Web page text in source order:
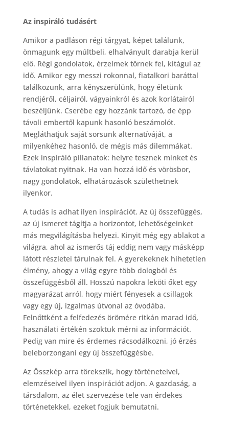
Az inspiráló tudásért
Amikor a padláson régi tárgyat, képet találunk,
önmagunk egy múltbeli, elhalványult darabja kerül
elő. Régi gondolatok, érzelmek törnek fel, kitágul az
idő. Amikor egy messzi rokonnal, fiatalkori baráttal
találkozunk, arra kényszerülünk, hogy életünk
rendjéről, céljairól, vágyainkról és azok korlátairól
beszéljünk. Cserébe egy hozzánk tartozó, de épp
távoli embertől kapunk hasonló beszámolót.
Megláthatjuk saját sorsunk alternatíváját, a
milyenkéhez hasonló, de mégis más dilemmákat.
Ezek inspiráló pillanatok: helyre tesznek minket és
távlatokat nyitnak. Ha van hozzá idő és vörösbor,
nagy gondolatok, elhatározások születhetnek
ilyenkor.
A tudás is adhat ilyen inspirációt. Az új összefüggés,
az új ismeret tágítja a horizontot, lehetőségeinket
más megvilágításba helyezi. Kinyit még egy ablakot a
világra, ahol az ismerős táj eddig nem vagy másképp
látott részletei tárulnak fel. A gyerekeknek hihetetlen
élmény, ahogy a világ egyre több dologból és
összefüggésből áll. Hosszú napokra leköti őket egy
magyarázat arról, hogy miért fényesek a csillagok
vagy egy új, izgalmas útvonal az óvodába.
Felnőttként a felfedezés örömére ritkán marad idő,
használati értékén szoktuk mérni az információt.
Pedig van mire és érdemes rácsodálkozni, jó érzés
beleborzongani egy új összefüggésbe.
Az Összkép arra törekszik, hogy történeteivel,
elemzéseivel ilyen inspirációt adjon. A gazdaság, a
társdalom, az élet szervezése tele van érdekes
történetekkel, ezeket fogjuk bemutatni.